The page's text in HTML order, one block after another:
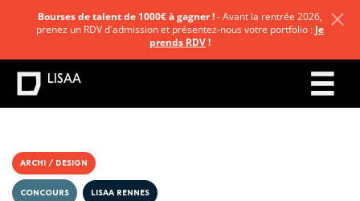
ARCHI / DESIGN
CONCOURS LISAA RENNES
Bourses de talent de 1000€ à gagner !- Avant la rentrée 2026,
prenez un RDV d'admission et présentez-nous votre portfolio : Je
prends RDV!
LISAA